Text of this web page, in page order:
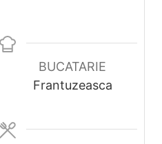
BUCATARIE
Frantuzeasca